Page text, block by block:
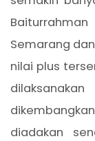
Semarang
nilai plus
diadakan